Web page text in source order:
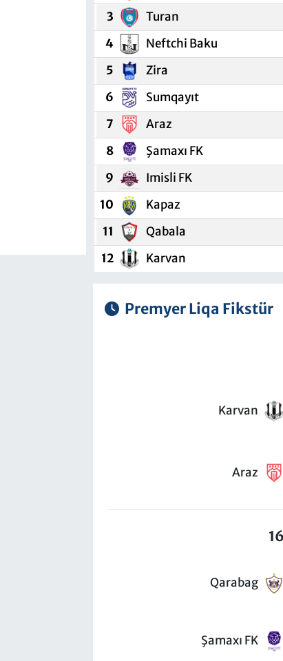
3 Turan
4 Neftchi Baku
5 Zira
6 Sumqayıt
7 Araz
8 Şamaxı FK
9 Imisli FK
10 Kapaz
11 Qabala
12 Karvan
Premyer Liqa Fikstür
Karvan
Araz
Qarabag
Şamaxı FK